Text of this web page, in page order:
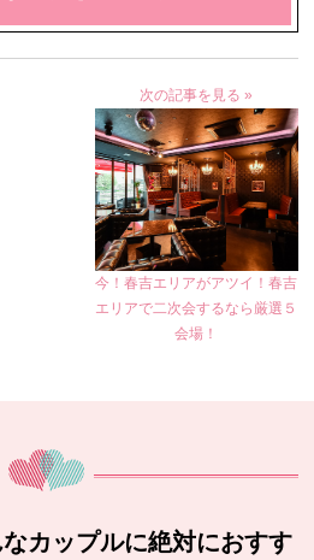
次の記事を見る »
今！春吉エリアがアツイ！春吉
エリアで二次会するなら厳選５
会場！
カップルに絶対におすす